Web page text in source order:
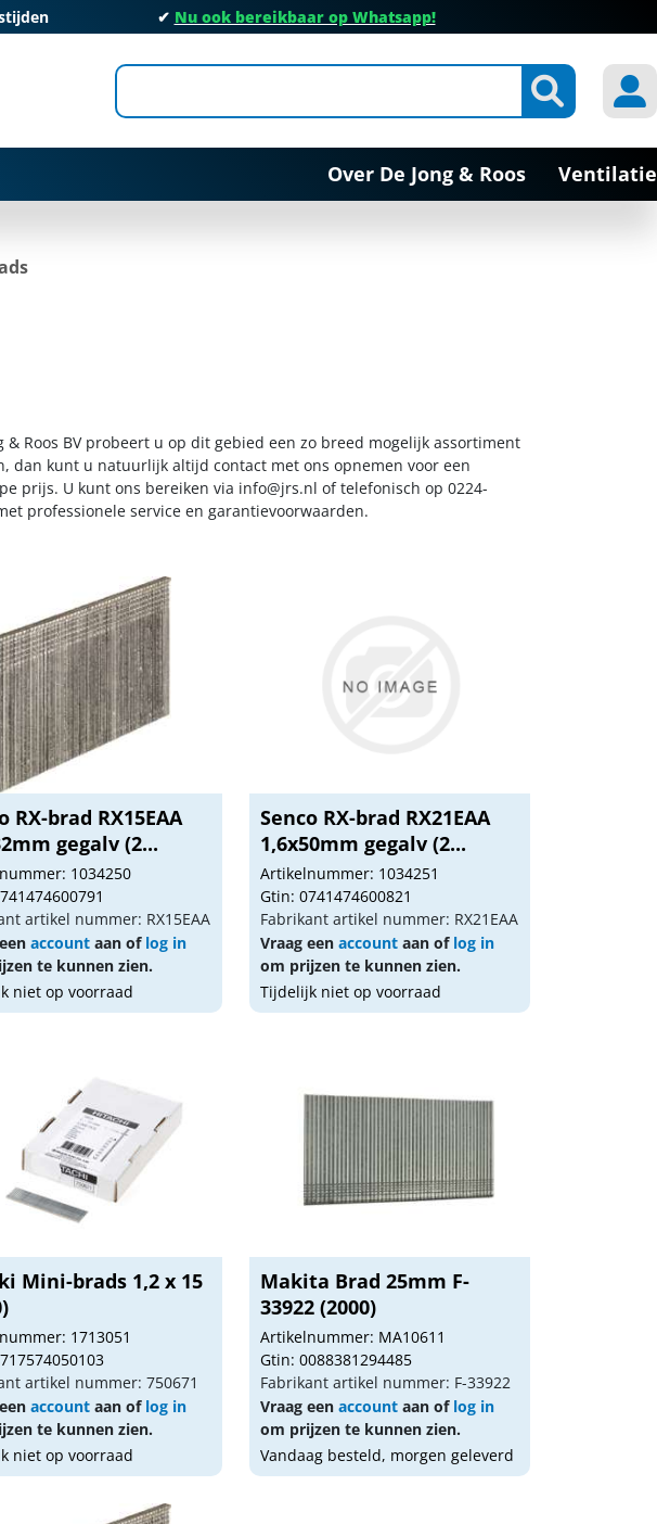
✔ Nu ook bereikbaar op Whatsapp!
Over De Jong & Roos Ventilatie
Roos BV probeert u op dit gebied een zo breed mogelijk assortiment
dan kunt u natuurlijk altijd contact met ons opnemen voor een
prijs. U kunt ons bereiken via info@jrs.nl of telefonisch op 0224-
professionele service en garantievoorwaarden.
RX-brad RX15EAA
gegalv (2...
1034250
artikel nummer: RX15EAA
account aan of log in
te kunnen zien.
niet op voorraad
Senco RX-brad RX21EAA
1,6x50mm gegalv (2...
Artikelnummer: 1034251
Gtin: 0741474600821
Fabrikant artikel nummer: RX21EAA
Vraag eenaccount aan of log in
om prijzen te kunnen zien.
Tijdelijk niet op voorraad
Mini-brads 1,2 x 15
1713051
artikel nummer: 750671
account aan of log in
te kunnen zien.
niet op voorraad
Makita Brad 25mm F-
33922 (2000)
Artikelnummer: MA10611
Gtin: 0088381294485
Fabrikant artikel nummer: F-33922
Vraag eenaccount aan of log in
om prijzen te kunnen zien.
Vandaag besteld, morgen geleverd